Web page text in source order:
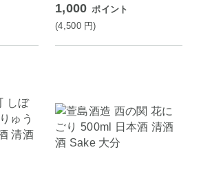
1,000 ポイント
(4,500 円)